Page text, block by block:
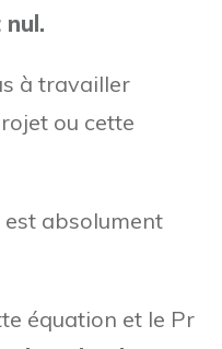
à travailler
ou cette
absolument
équation et le Pr